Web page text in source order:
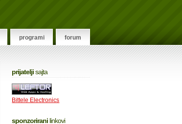
programi forum
prijateljisajta
Bittele Electronics
sponzorirani linkovi